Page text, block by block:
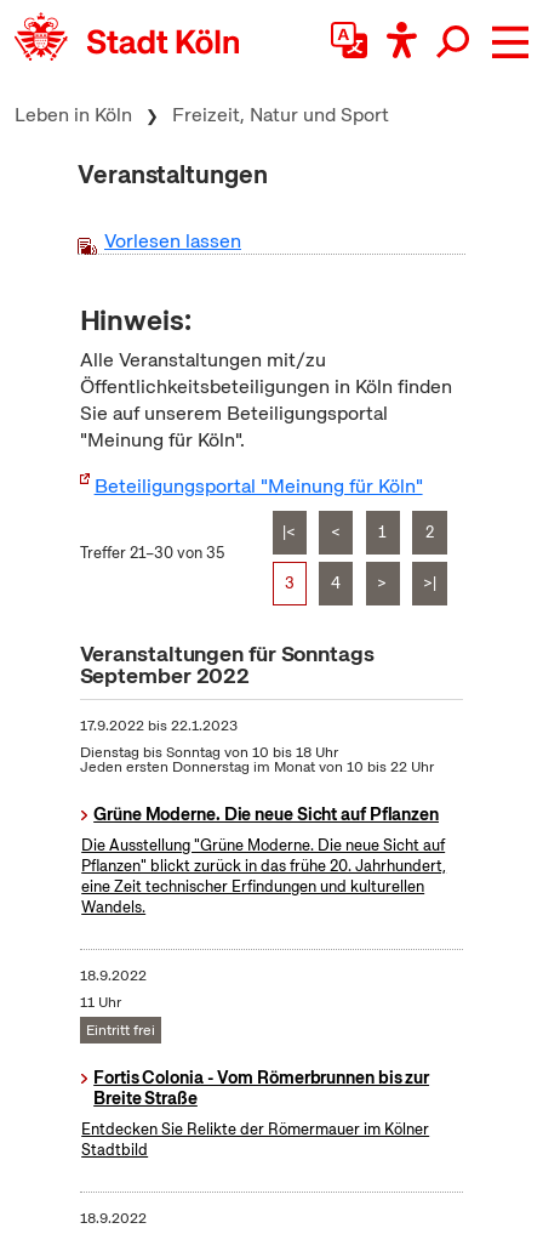
zum Inhalt springen
Leben in Köln Freizeit, Natur und Sport
Veranstaltungen
Vorlesen lassen
Hinweis:
Alle Veranstaltungen mit/zu
Öffentlichkeitsbeteiligungen in Köln finden
Sie auf unserem Beteiligungsportal
"Meinung für Köln".
Beteiligungsportal "Meinung für Köln"
Treffer 21–30 von 35
|< < 1 2
3 4 > >|
Veranstaltungen für Sonntags
September 2022
17.9.2022bis22.1.2023
Dienstag bis Sonntag von 10 bis 18 Uhr
Jeden ersten Donnerstag im Monat von 10 bis 22 Uhr
Grüne Moderne. Die neue Sicht auf Pflanzen
Die Ausstellung "Grüne Moderne. Die neue Sicht auf
Pflanzen" blickt zurück in das frühe 20. Jahrhundert,
eine Zeit technischer Erfindungen und kulturellen
Wandels.
18.9.2022
11 Uhr
Eintritt frei
Fortis Colonia - Vom Römerbrunnen bis zur
Breite Straße
Entdecken Sie Relikte der Römermauer im Kölner
Stadtbild
18.9.2022